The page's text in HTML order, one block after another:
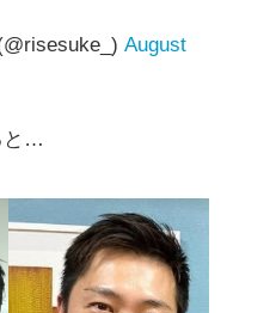
August
と…